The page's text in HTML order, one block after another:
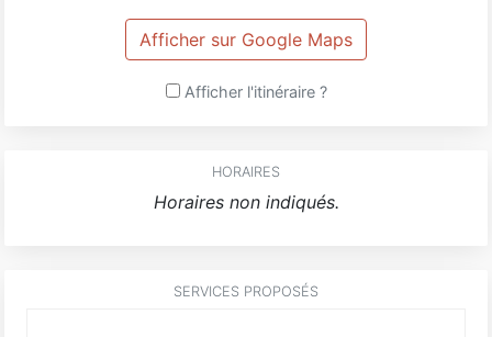
Afficher sur Google Maps
Afficher l'itinéraire ?
HORAIRES
Horaires non indiqués.
SERVICES PROPOSÉS